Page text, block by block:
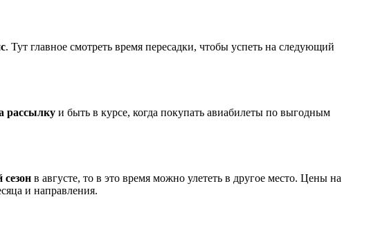
. Тут главное смотреть время пересадки, чтобы успеть на следующий
рассылку и быть в курсе, когда покупать авиабилеты по выгодным
в августе, то в это время можно улететь в другое место. Цены на
и направления.